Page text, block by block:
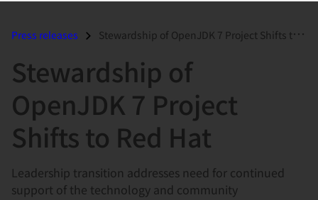
面Press releases Stewardship of OpenJDK 7 Project Shifts to Red Hat...
Stewardship of
OpenJDK 7 Project
Shifts to Red Hat
Leadership transition addresses need for continued
support of the technology and community